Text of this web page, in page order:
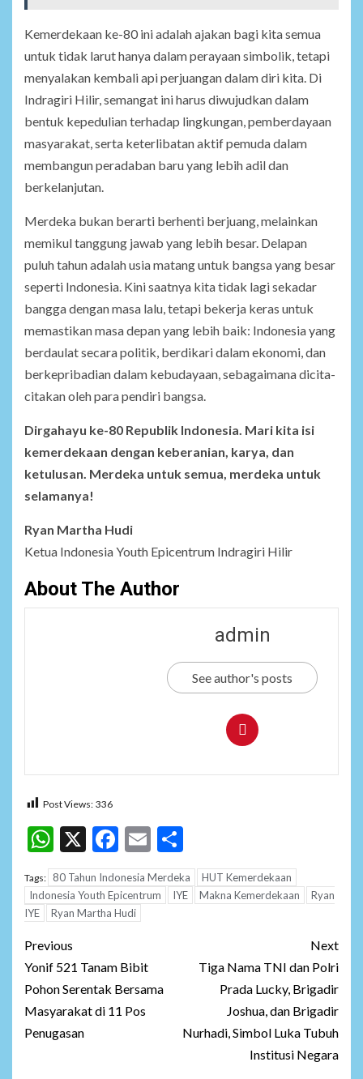
Kemerdekaan ke-80 ini adalah ajakan bagi kita semua
untuk tidak larut hanya dalam perayaan simbolik, tetapi
menyalakan kembali api perjuangan dalam diri kita. Di
Indragiri Hilir, semangat ini harus diwujudkan dalam
bentuk kepedulian terhadap lingkungan, pemberdayaan
masyarakat, serta keterlibatan aktif pemuda dalam
membangun peradaban baru yang lebih adil dan
berkelanjutan.
Merdeka bukan berarti berhenti berjuang, melainkan
memikul tanggung jawab yang lebih besar. Delapan
puluh tahun adalah usia matang untuk bangsa yang besar
seperti Indonesia. Kini saatnya kita tidak lagi sekadar
bangga dengan masa lalu, tetapi bekerja keras untuk
memastikan masa depan yang lebih baik: Indonesia yang
berdaulat secara politik, berdikari dalam ekonomi, dan
berkepribadian dalam kebudayaan, sebagaimana dicita-
citakan oleh para pendiri bangsa.
Dirgahayu ke-80 Republik Indonesia. Mari kita isi
kemerdekaan dengan keberanian, karya, dan
ketulusan. Merdeka untuk semua, merdeka untuk
selamanya!
Ryan Martha Hudi
Ketua Indonesia Youth Epicentrum Indragiri Hilir
About The Author
admin
See author's posts
Post Views: 336
WhatsApp
X Facebook
Email
Tags: 80 Tahun Indonesia Merdeka
HUT Kemerdekaan
Indonesia Youth Epicentrum
IYE Makna Kemerdekaan
Ryan
IYE
Ryan Martha Hudi
Post
navigation
Previous
Yonif 521 Tanam Bibit
Pohon Serentak Bersama
Masyarakat di 11 Pos
Penugasan
Next
Tiga Nama TNI dan Polri
Prada Lucky, Brigadir
Joshua, dan Brigadir
Nurhadi, Simbol Luka Tubuh
Institusi Negara